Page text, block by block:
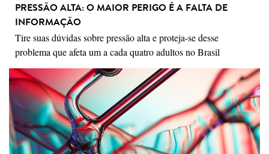
PRESSÃO ALTA: O MAIOR PERIGO É A FALTA DE
INFORMAÇÃO
Tire suas dúvidas sobre pressão alta e proteja-se desse
problema que afeta um a cada quatro adultos no Brasil